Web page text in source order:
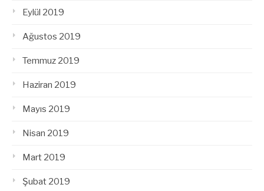
Eylül 2019
Ağustos 2019
Temmuz 2019
Haziran 2019
Mayıs 2019
Nisan 2019
Mart 2019
Şubat 2019